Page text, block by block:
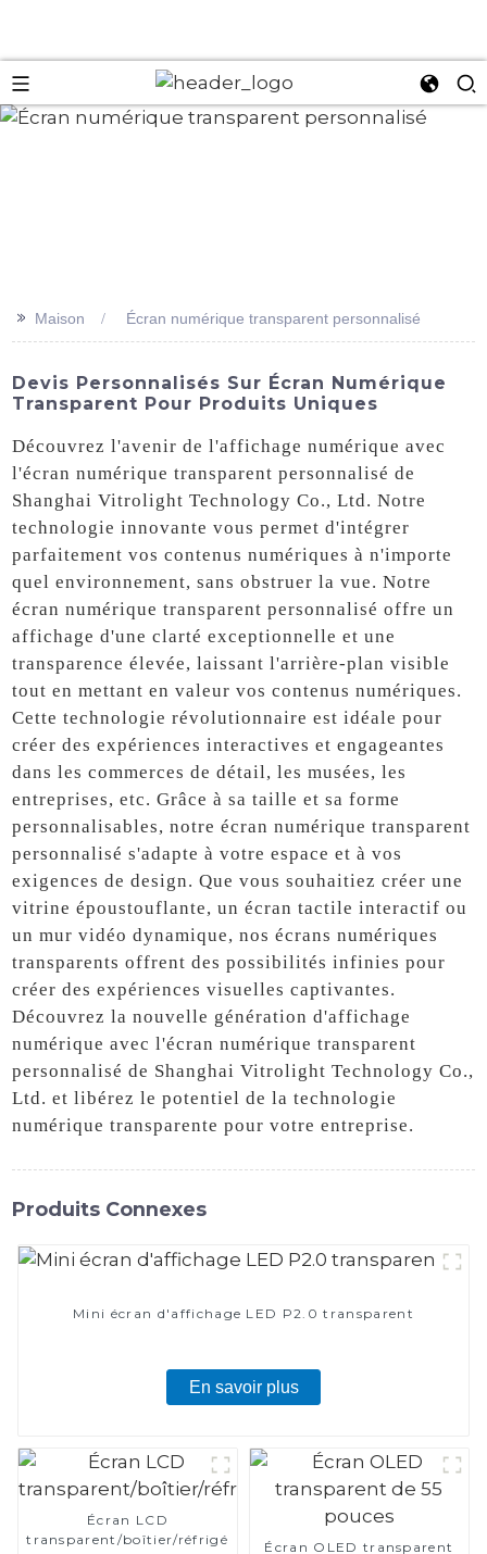
>> Maison Écran numérique transparent personnalisé
Devis Personnalisés Sur Écran Numérique
Transparent Pour Produits Uniques
Découvrez l'avenir de l'affichage numérique avec
l'écran numérique transparent personnalisé de
Shanghai Vitrolight Technology Co., Ltd. Notre
technologie innovante vous permet d'intégrer
parfaitement vos contenus numériques à n'importe
quel environnement, sans obstruer la vue. Notre
écran numérique transparent personnalisé offre un
affichage d'une clarté exceptionnelle et une
transparence élevée, laissant l'arrière-plan visible
tout en mettant en valeur vos contenus numériques.
Cette technologie révolutionnaire est idéale pour
créer des expériences interactives et engageantes
dans les commerces de détail, les musées, les
entreprises, etc. Grâce à sa taille et sa forme
personnalisables, notre écran numérique transparent
personnalisé s'adapte à votre espace et à vos
exigences de design. Que vous souhaitiez créer une
vitrine époustouflante, un écran tactile interactif ou
un mur vidéo dynamique, nos écrans numériques
transparents offrent des possibilités infinies pour
créer des expériences visuelles captivantes.
Découvrez la nouvelle génération d'affichage
numérique avec l'écran numérique transparent
personnalisé de Shanghai Vitrolight Technology Co.,
Ltd. et libérez le potentiel de la technologie
numérique transparente pour votre entreprise.
Produits Connexes
Mini écran d'affichage LED P2.0 transparent
En savoir plus
Écran LCD
transparent/boîtier/réfrigérateurÉcran OLED transparent